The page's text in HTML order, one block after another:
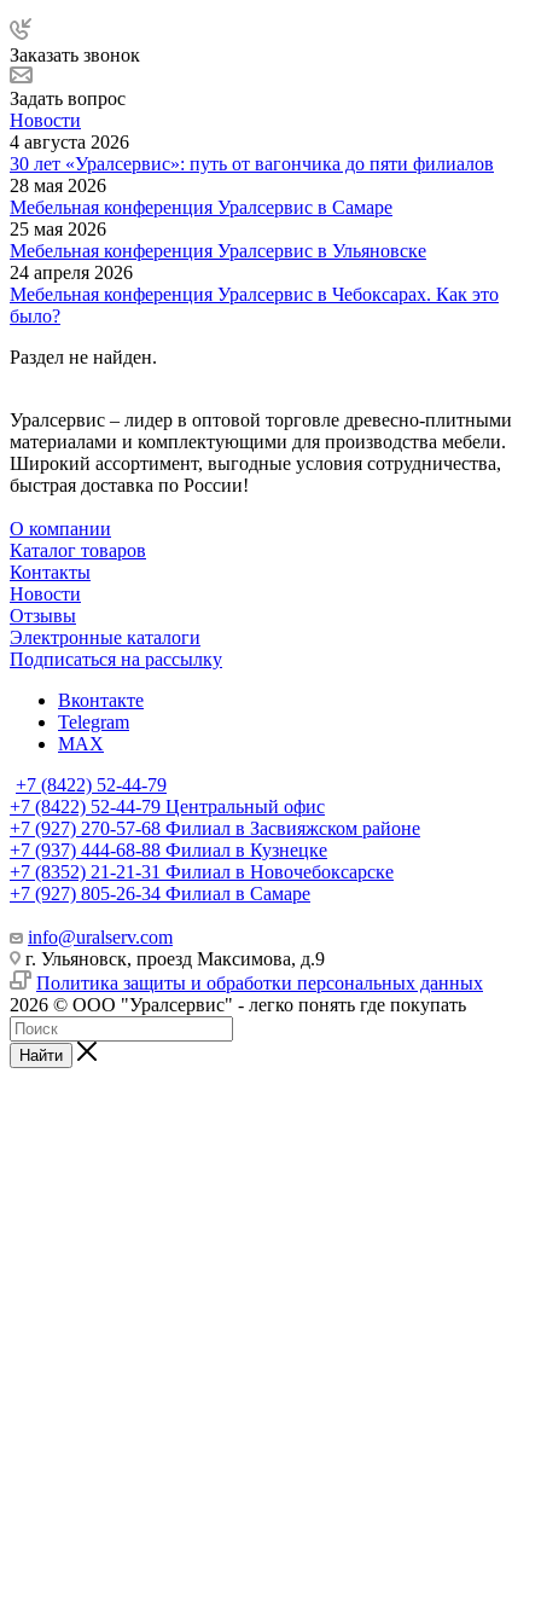
Заказать звонок
Задать вопрос
Новости
4 августа 2026
30 лет «Уралсервис»: путь от вагончика до пяти филиалов
28 мая 2026
Мебельная конференция Уралсервис в Самаре
25 мая 2026
Мебельная конференция Уралсервис в Ульяновске
24 апреля 2026
Мебельная конференция Уралсервис в Чебоксарах. Как это
было?
Раздел не найден.
Уралсервис – лидер в оптовой торговле древесно-плитными
материалами и комплектующими для производства мебели.
Широкий ассортимент, выгодные условия сотрудничества,
быстрая доставка по России!
О компании
Каталог товаров
Контакты
Новости
Отзывы
Электронные каталоги
Подписаться на рассылку
Вконтакте
Telegram
MAX
+7 (8422) 52-44-79
+7 (8422) 52-44-79 Центральный офис
+7 (927) 270-57-68 Филиал в Засвияжском районе
+7 (937) 444-68-88 Филиал в Кузнецке
+7 (8352) 21-21-31 Филиал в Новочебоксарске
+7 (927) 805-26-34 Филиал в Самаре
info@uralserv.com
г. Ульяновск, проезд Максимова, д.9
Политика защиты и обработки персональных данных
2026 © ООО "Уралсервис" - легко понять где покупать
Найти